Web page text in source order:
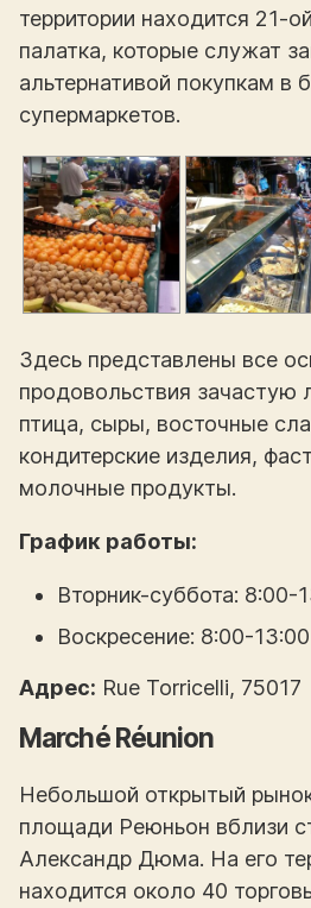
территории находится 21-
палатка, которые служат
альтернативой покупкам в
супермаркетов.
Здесь представлены все
продовольствия зачастую
птица, сыры, восточные
кондитерские изделия,
молочные продукты.
График работы:
Вторник-суббота: 8:00-
Воскресение: 8:00-13:00
Адрес: Rue Torricelli, 75017
Marché Réunion
Небольшой открытый
площади Реюньон вблизи
Александр Дюма. На его
находится около 40